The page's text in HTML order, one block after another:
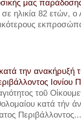
μας
ηλικία 82 ετών, ο
την ανακήρυξή
Ιονίου
τοῦ
κατά τήν
Περιβάλλοντος...